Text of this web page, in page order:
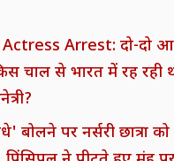
Arrest: दो-दो
चाल से भारत में रह रही
बोलने पर नर्सरी छात्रा को